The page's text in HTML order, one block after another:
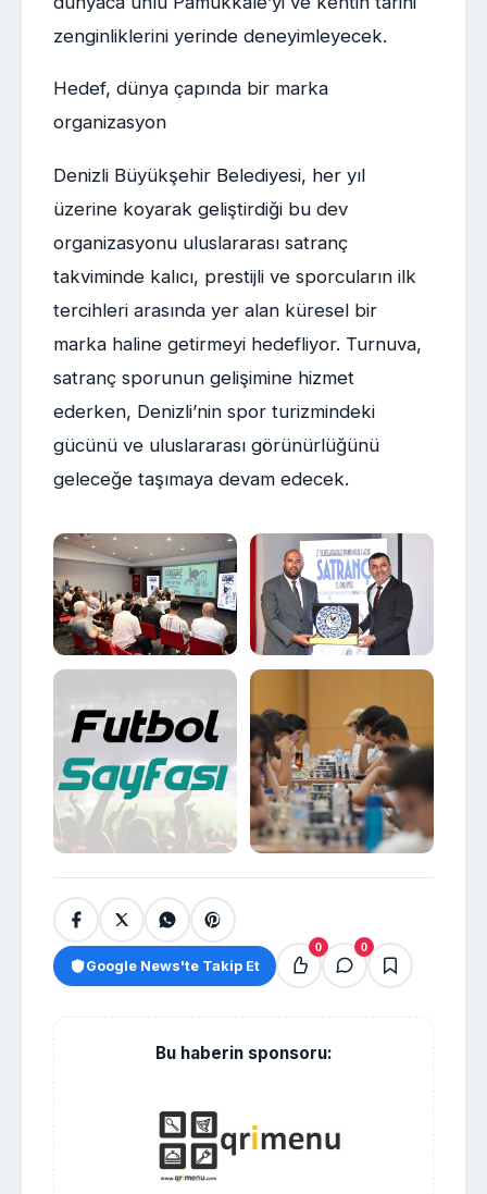
zenginliklerini yerinde deneyimleyecek.
Hedef, dünya çapında bir marka
organizasyon
Denizli Büyükşehir Belediyesi, her yıl
üzerine koyarak geliştirdiği bu dev
organizasyonu uluslararası satranç
takviminde kalıcı, prestijli ve sporcuların ilk
tercihleri arasında yer alan küresel bir
marka haline getirmeyi hedefliyor. Turnuva,
satranç sporunun gelişimine hizmet
ederken, Denizli’nin spor turizmindeki
gücünü ve uluslararası görünürlüğünü
geleceğe taşımaya devam edecek.
Google News'te Takip Et
0 0
Bu haberin sponsoru: